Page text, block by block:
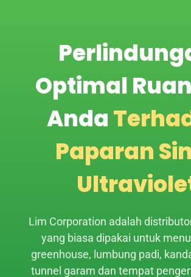
Optimal
Anda
Paparan
Lim Corporation adalah
yang biasa dipakai untuk
greenhouse, lumbung padi,
tunnel garam dan tempat